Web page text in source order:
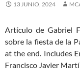
13 JUNIO, 2024
Artículo de Gabriel
sobre la fiesta de la
at the end. Includes
Francisco Javier